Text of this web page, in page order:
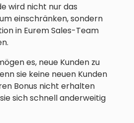
wird nicht nur das
einschränken, sondern
in Eurem Sales-Team
es, neue Kunden zu
sie keine neuen Kunden
Bonus nicht erhalten
sich schnell anderweitig